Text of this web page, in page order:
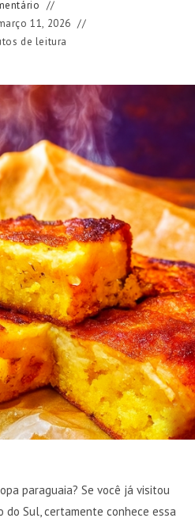
11, 2026
de leitura
paraguaia? Se você já visitou
do Sul, certamente conhece essa